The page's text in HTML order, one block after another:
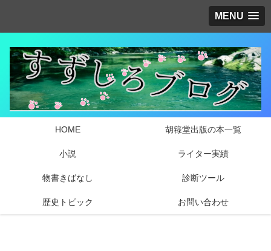
MENU
HOME 胡簶堂出版の本一覧
小説 ライター実績
物書きばなし 診断ツール
歴史トピック お問い合わせ